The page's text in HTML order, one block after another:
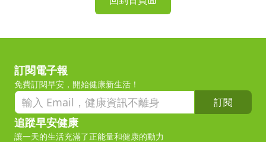
訂閱電子報
免費訂閱早安，開始健康新生活！
訂閱
追蹤早安健康
讓一天的生活充滿了正能量和健康的動力